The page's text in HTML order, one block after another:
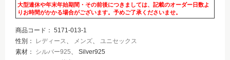
大型連休や年末年始期間・その前後につきましては、記載のオーダー日数よ
りお時間がかかる場合がございます。予めご了承くださいませ。
商品コード： 5171-013-1
性別：
レディース、 メンズ、 ユニセックス
素材： シルバー925、 Silver925